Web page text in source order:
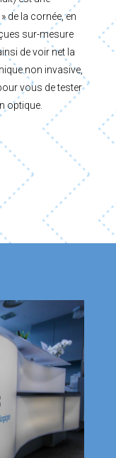
de la cornée, en
sur-mesure
de voir net la
non invasive,
vous de tester
optique.